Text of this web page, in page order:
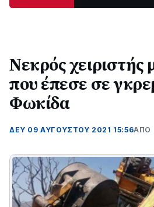
Νεκρός χειριστής
που έπεσε σε
Φωκίδα
ΔΕΥ 09 ΑΥΓΟΎΣΤΟΥ 2021 15:56ΑΠΌ